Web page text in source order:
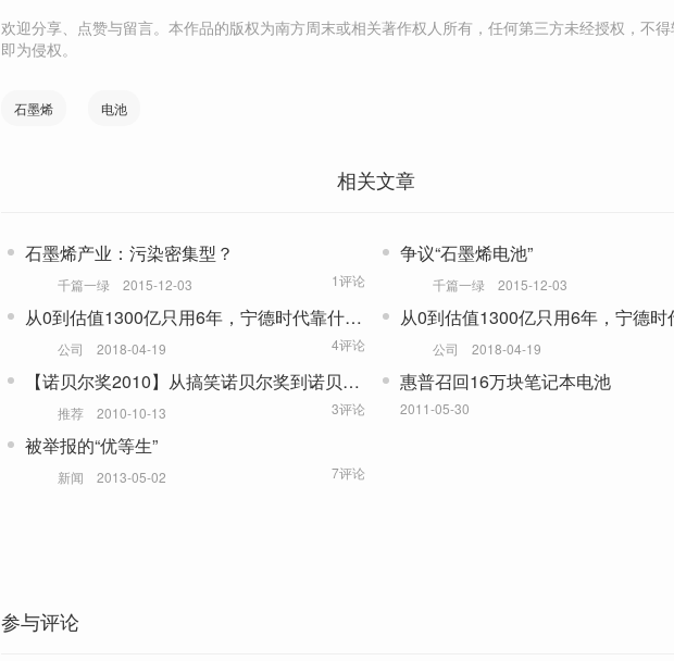
欢迎分享、点赞与留言。本作品的版权为南方周末或相关著作权人所有，任何第三方未经授权，不
即为侵权。
石墨烯 电池
相关文章
石墨烯产业：污染密集型？
千篇一绿 2015-12-03 1评论
争议“石墨烯电池”
千篇一绿 2015-12-03
从0到估值1300亿只用6年，宁德时代靠什
么？公司 2018-04-19 4评论
从0到估值1300亿只用6年，宁德时
么？公司 2018-04-19
【诺贝尔奖2010】从搞笑诺贝尔奖到诺贝尔
推荐 2010-10-13 3评论
惠普召回16万块笔记本电池
2011-05-30
被举报的“优等生”
新闻 2013-05-02 7评论
参与评论